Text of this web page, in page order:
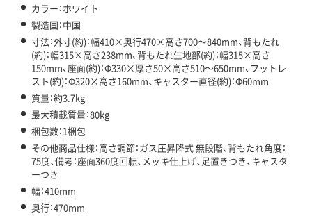
カラー：ホワイト
製造国：中国
寸法：外寸(約)：幅410×奥行470×高さ700～840mm、背もたれ
(約)：幅315×高さ238mm、背もたれ生地部(約)：幅315×高さ
150mm、座面(約)：Φ330×厚さ50×高さ510～650mm、フットレ
スト(約)：Φ320×高さ160mm、キャスター直径(約)：Φ60mm
質量：約3.7kg
最大積載質量：80kg
梱包数：1梱包
その他商品仕様：高さ調節：ガス圧昇降式 無段階、背もたれ角度：
75度、備考：座面360度回転、メッキ仕上げ、足置きつき、キャスタ
ーつき
幅：410mm
奥行：470mm